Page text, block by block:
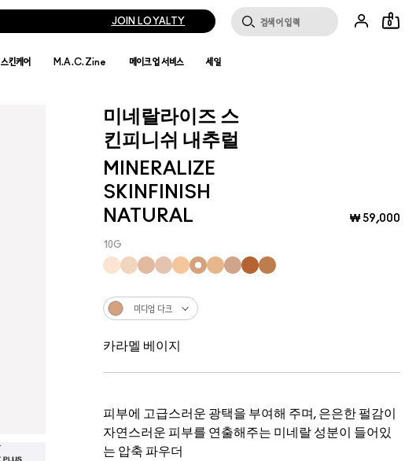
JOIN LOYALTY 0
스킨케어 M.A.C.Zine 메이크업 서비스 세일
미네랄라이즈 스
킨피니쉬 내추럴
MINERALIZE
SKINFINISH
NATURAL
₩ 59,000
10G
피부에 고급스러운 광택을 부여해 주며, 은은한 펄감이
자연스러운 피부를 연출해주는 미네랄 성분이 들어있
는 압축 파우더
미디엄 다크
카라멜 베이지